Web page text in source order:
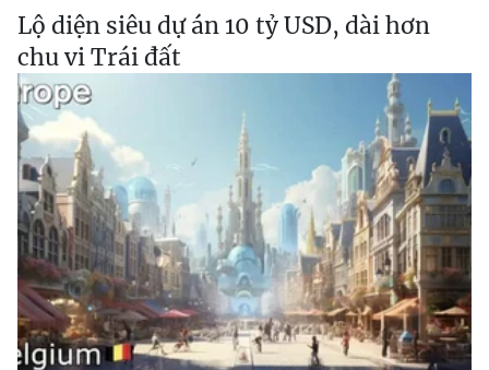
Lộ diện siêu dự án 10 tỷ USD, dài hơn
chu vi Trái đất